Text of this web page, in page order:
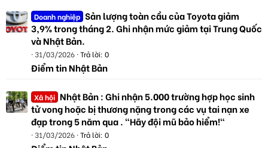
Doanh nghiệp Sản lượng toàn cầu của Toyota giảm
3,9% trong tháng 2. Ghi nhận mức giảm tại Trung Quốc
và Nhật Bản.
31/03/2026 Trả lời: 0
Điểm tin Nhật Bản
Xã hội Nhật Bản : Ghi nhận 5.000 trường hợp học sinh
tử vong hoặc bị thương nặng trong các vụ tai nạn xe
đạp trong 5 năm qua . "Hãy đội mũ bảo hiểm!"
31/03/2026 Trả lời: 0